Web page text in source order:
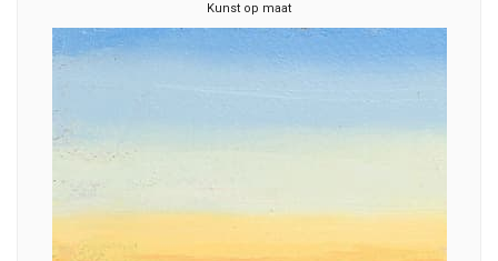
Kunst op maat